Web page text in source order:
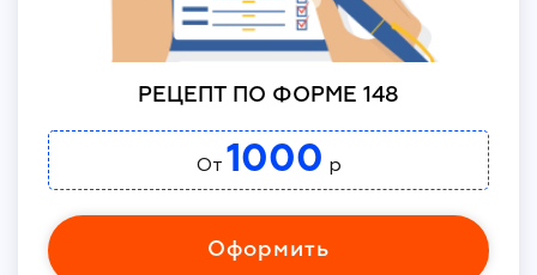
РЕЦЕПТ ПО ФОРМЕ 148
От 1000 р
Оформить